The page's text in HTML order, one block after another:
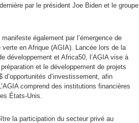
par le président Joe Biden et le groupe
également par l’émergence de
en Afrique (AGIA). Lancée lors de la
développement et Africa50, l’AGIA vise à
et le développement de projets
d’opportunités d’investissement, afin
comprend des institutions financières
États-Unis.
la participation du secteur privé au